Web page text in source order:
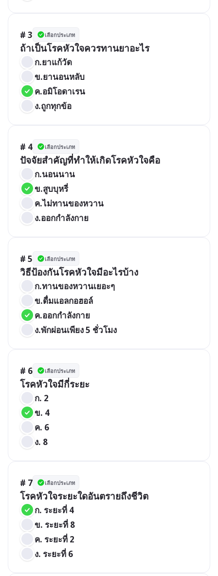
# 3 เลือกประเภท
ถ้าเป็นโรคหัวใจควรทานยาอะไร
ก.ยาแก้วัด
ข.ยานอนหลับ
ค.อมิโอดาเรน
ง.ถูกทุกข้อ
# 4 เลือกประเภท
ปัจจัยสำคัญที่ทำให้เกิดโรคหัวใจคือ
ก.นอนนาน
ข.สูบบุหรี่
ค.ไม่ทานของหวาน
ง.ออกกำลังกาย
# 5 เลือกประเภท
วิธีป้องกันโรคหัวใจมีอะไรบ้าง
ก.ทานของหวานเยอะๆ
ข.ดื่มแอลกอฮอล์
ค.ออกกำลังกาย
ง.พักผ่อนเพียง 5 ชั่วโมง
# 6 เลือกประเภท
โรคหัวใจมีกี่ระยะ
ก. 2
ข. 4
ค. 6
ง. 8
# 7 เลือกประเภท
โรคหัวใจระยะใดอันตรายถึงชีวิต
ก. ระยะที่ 4
ข. ระยะที่ 8
ค. ระยะที่ 2
ง. ระยะที่ 6